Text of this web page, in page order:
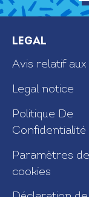
Legal
Avis relatif aux
Legal notice
Politique De
Confidentialité
Paramètres
cookies